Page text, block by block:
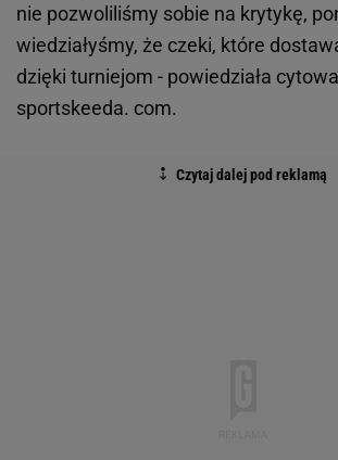
nie pozwoliliśmy sobie na krytykę,
wiedziałyśmy, że czeki, które
dzięki turniejom - powiedziała
sportskeeda. com.